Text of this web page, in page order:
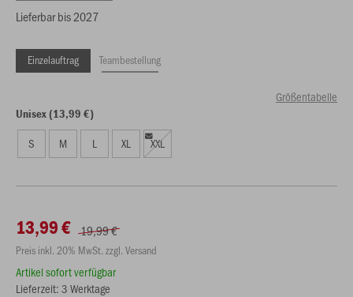
Lieferbar bis 2027
Einzelauftrag Teambestellung
Größentabelle
Unisex (13,99 €)
S M L XL XXL
13,99 € 19,99 €
Preis inkl. 20% MwSt. zzgl. Versand
Artikel sofort verfügbar
Lieferzeit: 3 Werktage